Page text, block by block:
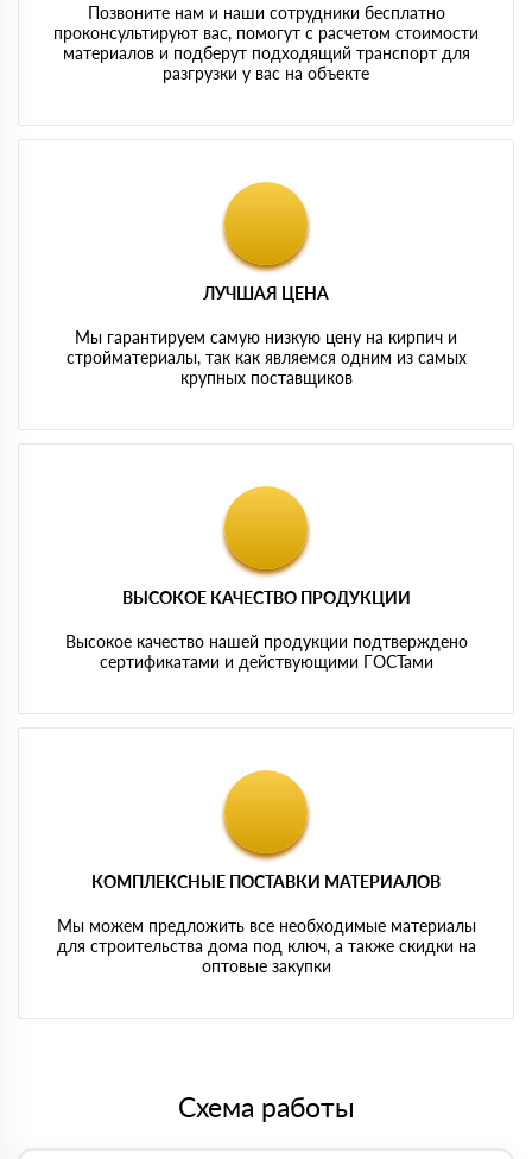
Позвоните нам и наши сотрудники бесплатно
проконсультируют вас, помогут с расчетом стоимости
материалов и подберут подходящий транспорт для
разгрузки у вас на объекте
ЛУЧШАЯ ЦЕНА
Мы гарантируем самую низкую цену на кирпич и
стройматериалы, так как являемся одним из самых
крупных поставщиков
ВЫСОКОЕ КАЧЕСТВО ПРОДУКЦИИ
Высокое качество нашей продукции подтверждено
сертификатами и действующими ГОСТами
КОМПЛЕКСНЫЕ ПОСТАВКИ МАТЕРИАЛОВ
Мы можем предложить все необходимые материалы
для строительства дома под ключ, а также скидки на
оптовые закупки
Схема работы